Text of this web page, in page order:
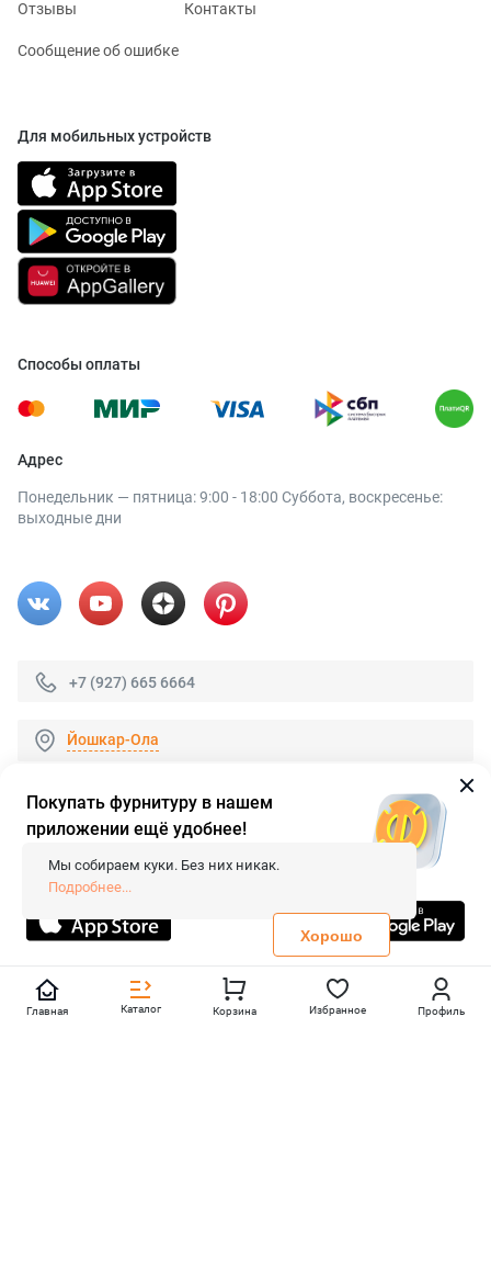
Отзывы Контакты
Сообщение об ошибке
Для мобильных устройств
Способы оплаты
Адрес
Понедельник — пятница: 9:00 - 18:00 Суббота, воскресенье:
выходные дни
+7 (927) 665 6664
Йошкар-Ола
© 2026 «FieraShop.ru»
Сопровождение сайта
- Вебформат.
Все права защищены.
Не является публичной офертой
Политика конфиденциальности
Главная Каталог Корзина Избранное Профиль
Покупать фурнитуру в нашем
приложении ещё удобнее!
Мы собираем куки. Без них никак.
Подробнее...
Хорошо